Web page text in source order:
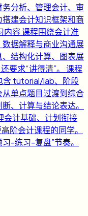
分析、管理会计、审
建会计知识框架和商
内容 课程围绕会计准
据解释与商业沟通展
结构化计算、图表展
要求“讲得清”。 课程
含 tutorial/lab、阶段
单点题目过渡到综合
、计算与结论表达。
会计基础、计划衔接
阶会计课程的同学。
-练习-复盘”节奏。